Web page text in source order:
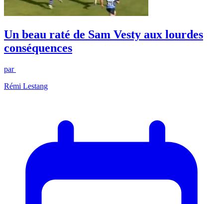
Un beau raté de Sam Vesty aux lourdes
conséquences
par
Rémi Lestang